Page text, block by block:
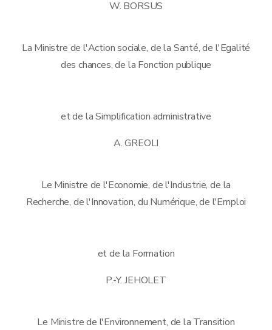
W. BORSUS
La Ministre de l'Action sociale, de la Santé, de l'Egalité
des chances, de la Fonction publique
et de la Simplification administrative
A. GREOLI
Le Ministre de l'Economie, de l'Industrie, de la
Recherche, de l'Innovation, du Numérique, de l'Emploi
et de la Formation
P.-Y. JEHOLET
Le Ministre de l'Environnement, de la Transition